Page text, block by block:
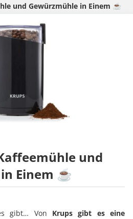
und Gewürzmühle in Einem ☕
und
Einem ☕
gibt… Von Krups gibt es eine